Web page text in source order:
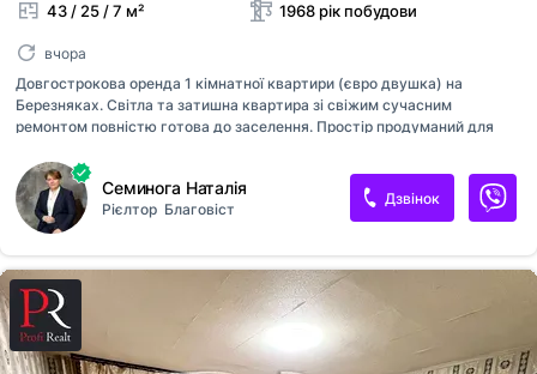
43 / 25 / 7 м²
1968 рік побудови
вчора
Довгострокова оренда 1 кімнатної квартири (євро двушка) на
Березняках. Світла та затишна квартира зі свіжим сучасним
ремонтом повністю готова до заселення. Простір продуманий для
та великий засклений балкон на всю довжину квартири. Тут можна
облаштувати затишну зону відпочинку, робоче місце або просто
насолоджуватися ранковою кавою. Квартира повністю
укомплектована необхідними меблями та побутовою технікою:
холодильник, газова плита, духова шафа, витяжка, мікрохвильова
піч, пральна машина, бойлер і телевізор. Два великі розкладні дивани
забезпечать комфортний відпочинок як для однієї людини, так і для
пари чи сім’ї. Окрема пе...
Семинога Наталія
Рієлтор Благовіст
Дзвінок